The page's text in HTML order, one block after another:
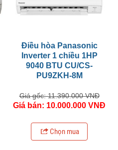
Điều hòa Panasonic
Inverter 1 chiều 1HP
9040 BTU CU/CS-
PU9ZKH-8M
Giá gốc: 11.390.000 VNĐ
Giá bán: 10.000.000 VNĐ
Chọn mua